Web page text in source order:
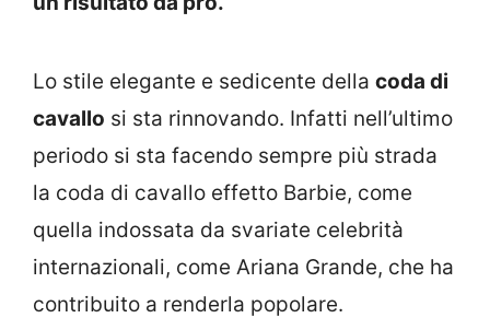
Lo stile elegante e sedicente della coda di
cavallo si sta rinnovando. Infatti nell’ultimo
periodo si sta facendo sempre più strada
la coda di cavallo effetto Barbie, come
quella indossata da svariate celebrità
internazionali, come Ariana Grande, che ha
contribuito a renderla popolare.